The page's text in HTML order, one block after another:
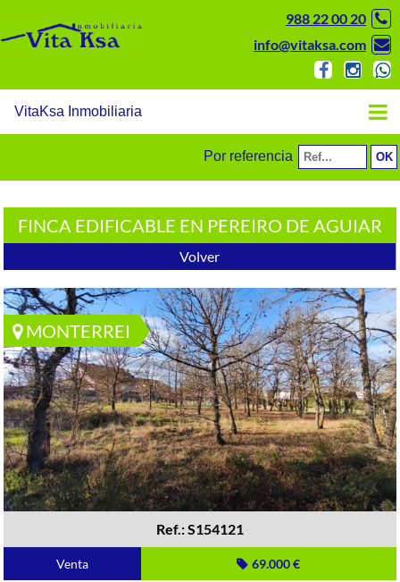
988 22 00 20
info@vitaksa.com
VitaKsa Inmobiliaria
Por referencia
FINCA EDIFICABLE EN PEREIRO DE AGUIAR
Volver
MONTERREI
Ref.: S154121
Venta 69.000 €